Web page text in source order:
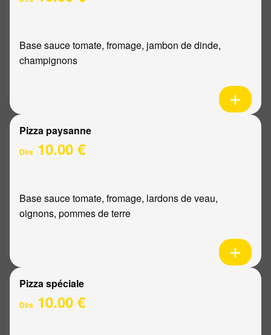
Base sauce tomate, fromage, jambon de dinde,
champignons
Pizza paysanne
Dès 10.00 €
Base sauce tomate, fromage, lardons de veau,
oignons, pommes de terre
Pizza spéciale
Dès 10.00 €